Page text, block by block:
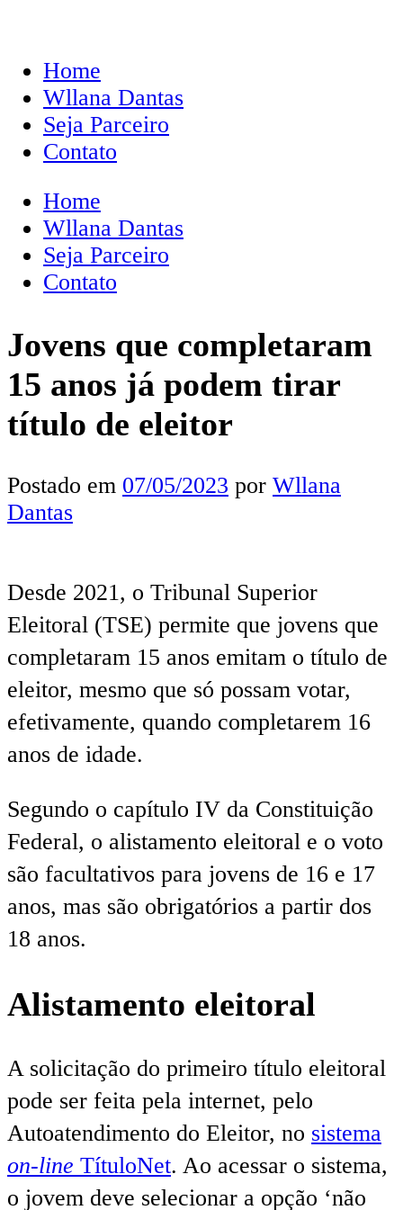
Home
Wllana Dantas
Seja Parceiro
Contato
Home
Wllana Dantas
Seja Parceiro
Contato
Jovens que completaram
15 anos já podem tirar
título de eleitor
Postado em 07/05/2023 por Wllana
Dantas
Desde 2021, o Tribunal Superior
Eleitoral (TSE) permite que jovens que
completaram 15 anos emitam o título de
eleitor, mesmo que só possam votar,
efetivamente, quando completarem 16
anos de idade.
Segundo o capítulo IV da Constituição
Federal, o alistamento eleitoral e o voto
são facultativos para jovens de 16 e 17
anos, mas são obrigatórios a partir dos
18 anos.
Alistamento eleitoral
A solicitação do primeiro título eleitoral
pode ser feita pela internet, pelo
Autoatendimento do Eleitor, no sistema
on-line TítuloNet. Ao acessar o sistema,
o jovem deve selecionar a opção ‘não